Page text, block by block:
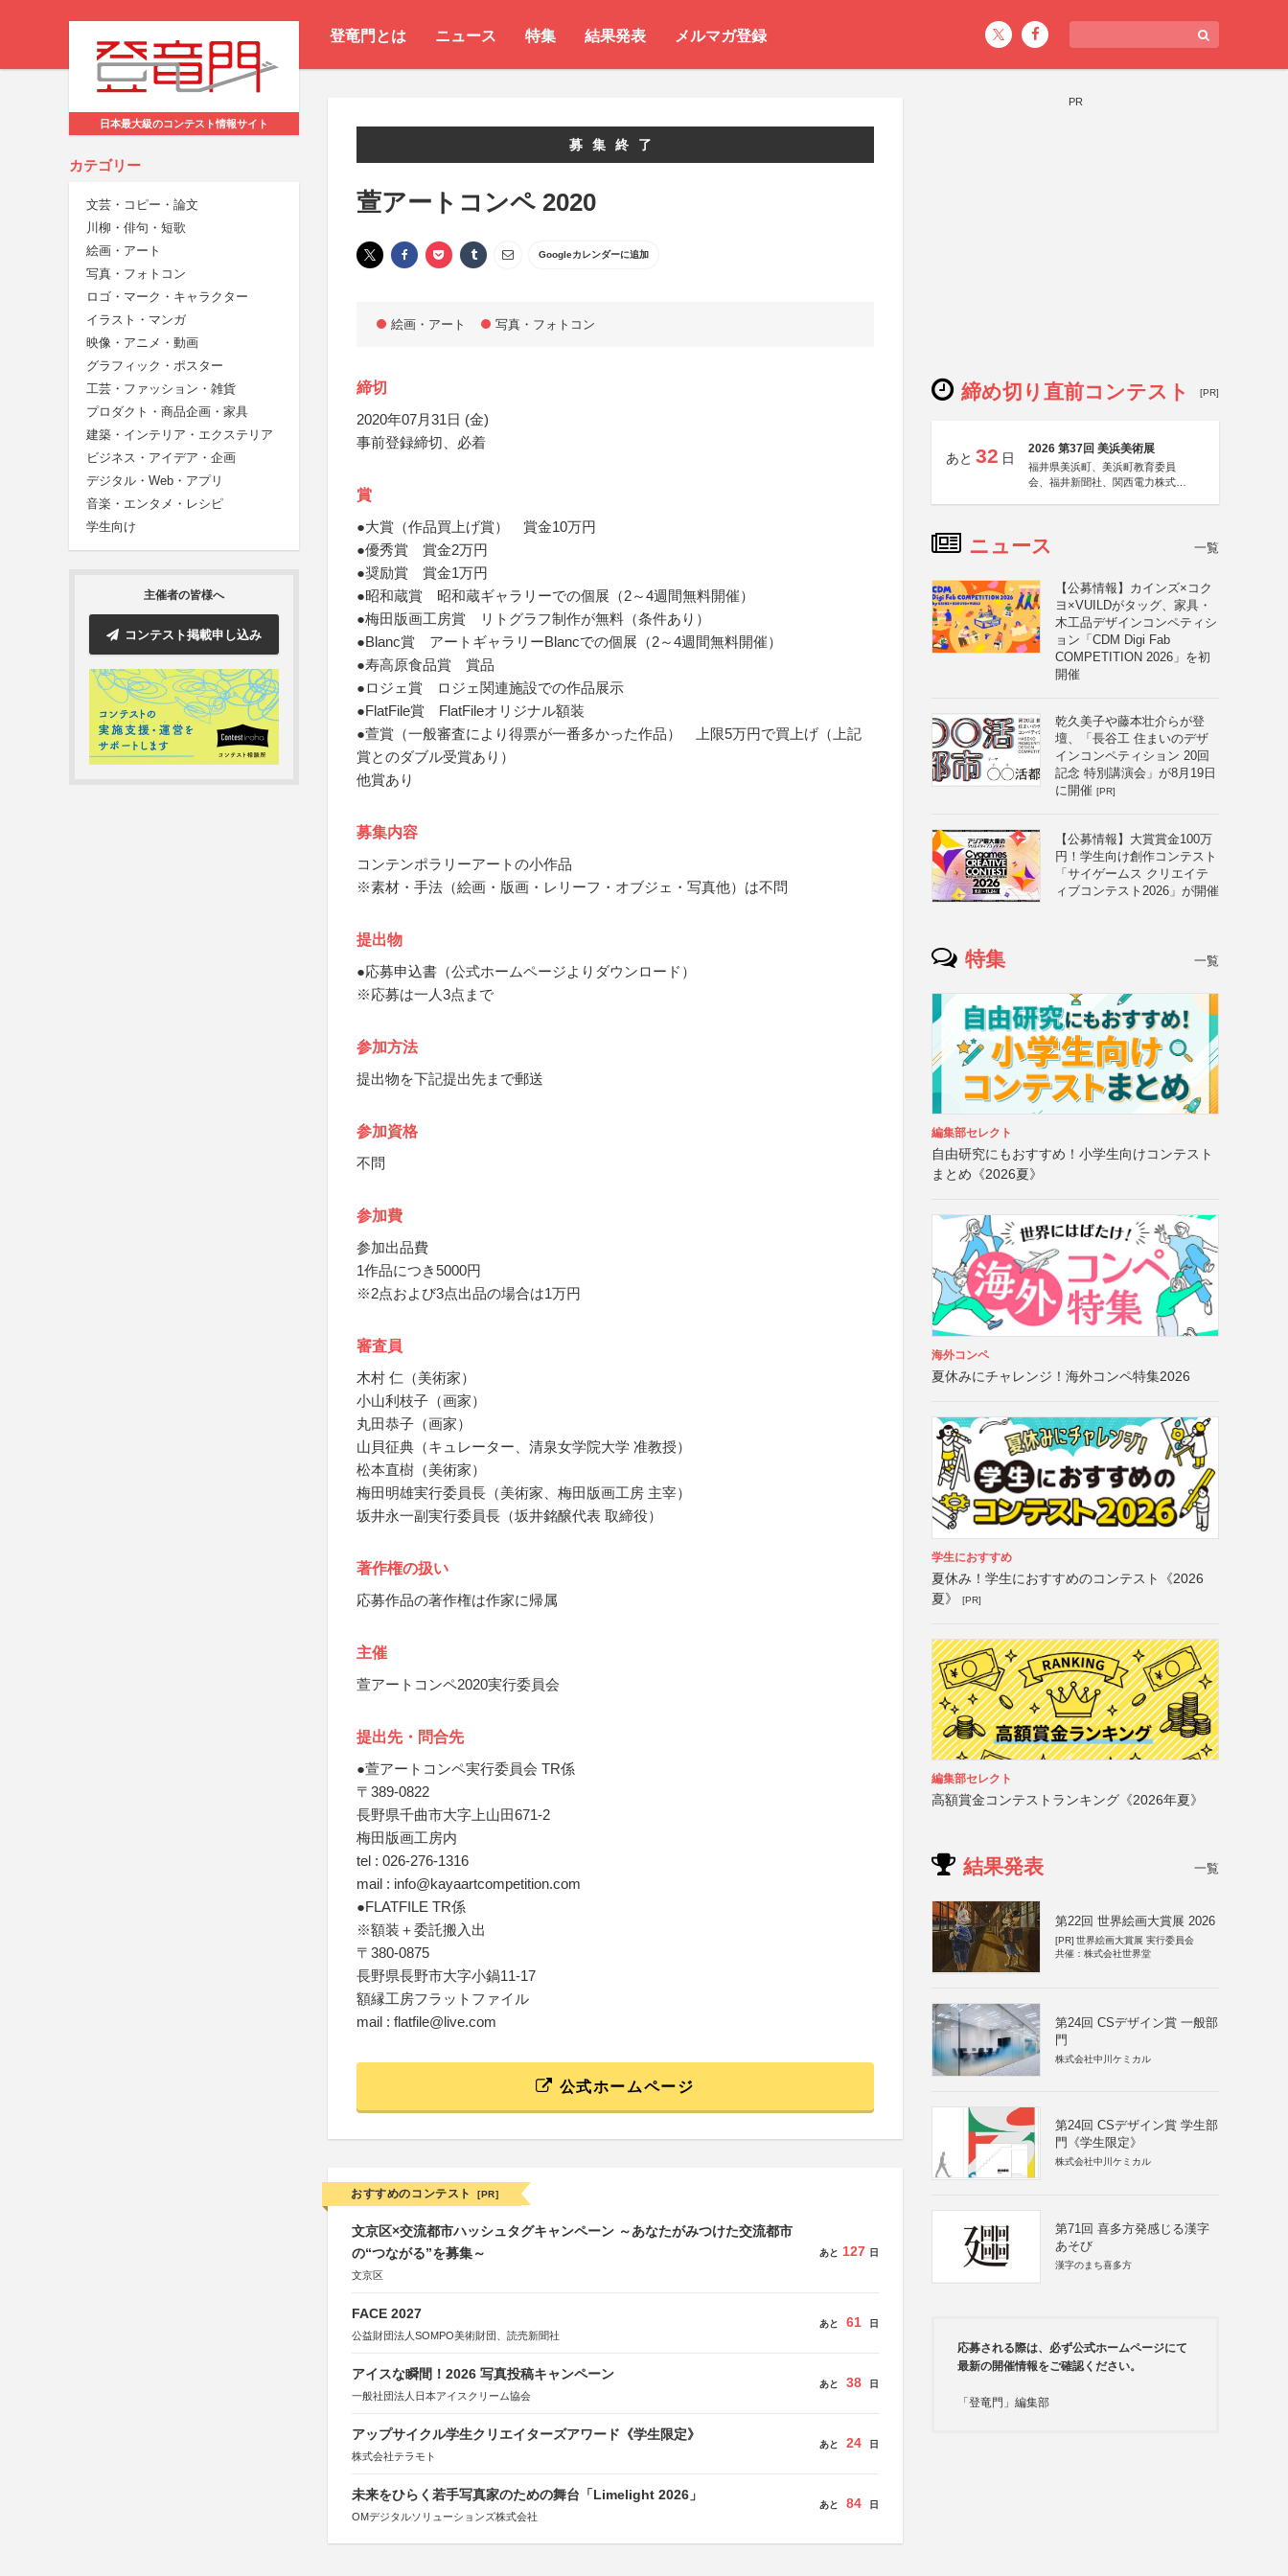
登竜門とは ニュース 特集 結果発表 メルマガ登録
日本最大級のコンテスト情報サイト
カテゴリー
文芸・コピー・論文
川柳・俳句・短歌
絵画・アート
写真・フォトコン
ロゴ・マーク・キャラクター
イラスト・マンガ
映像・アニメ・動画
グラフィック・ポスター
工芸・ファッション・雑貨
プロダクト・商品企画・家具
建築・インテリア・エクステリア
ビジネス・アイデア・企画
デジタル・Web・アプリ
音楽・エンタメ・レシピ
学生向け
主催者の皆様へ
コンテスト掲載申し込み
募集終了
萱アートコンペ 2020
Googleカレンダーに追加
絵画・アート 写真・フォトコン
締切
2020年07月31日 (金)
事前登録締切、必着
賞
●大賞（作品買上げ賞） 賞金10万円
●優秀賞 賞金2万円
●奨励賞 賞金1万円
●昭和蔵賞 昭和蔵ギャラリーでの個展（2～4週間無料開催）
●梅田版画工房賞 リトグラフ制作が無料（条件あり）
●Blanc賞 アートギャラリーBlancでの個展（2～4週間無料開催）
●寿高原食品賞 賞品
●ロジェ賞 ロジェ関連施設での作品展示
●FlatFile賞 FlatFileオリジナル額装
●萱賞（一般審査により得票が一番多かった作品） 上限5万円で買上げ（上記
賞とのダブル受賞あり）
他賞あり
募集内容
コンテンポラリーアートの小作品
※素材・手法（絵画・版画・レリーフ・オブジェ・写真他）は不問
提出物
●応募申込書（公式ホームページよりダウンロード）
※応募は一人3点まで
参加方法
提出物を下記提出先まで郵送
参加資格
不問
参加費
参加出品費
1作品につき5000円
※2点および3点出品の場合は1万円
審査員
木村 仁（美術家）
小山利枝子（画家）
丸田恭子（画家）
山貝征典（キュレーター、清泉女学院大学 准教授）
松本直樹（美術家）
梅田明雄実行委員長（美術家、梅田版画工房 主宰）
坂井永一副実行委員長（坂井銘醸代表 取締役）
著作権の扱い
応募作品の著作権は作家に帰属
主催
萱アートコンペ2020実行委員会
提出先・問合先
●萱アートコンペ実行委員会 TR係
〒389-0822
長野県千曲市大字上山田671-2
梅田版画工房内
tel : 026-276-1316
mail : info@kayaartcompetition.com
●FLATFILE TR係
※額装＋委託搬入出
〒380-0875
長野県長野市大字小鍋11-17
額縁工房フラットファイル
mail : flatfile@live.com
公式ホームページ
おすすめのコンテスト [PR]
文京区×交流都市ハッシュタグキャンペーン ～あなたがみつけた交流都市
の“つながる”を募集～
文京区
あと 127 日
FACE 2027
公益財団法人SOMPO美術財団、読売新聞社
あと 61 日
アイスな瞬間！2026 写真投稿キャンペーン
一般社団法人日本アイスクリーム協会
あと 38 日
アップサイクル学生クリエイターズアワード《学生限定》
株式会社テラモト
あと 24 日
未来をひらく若手写真家のための舞台「Limelight 2026」
OMデジタルソリューションズ株式会社
あと 84 日
PR
締め切り直前コンテスト [PR]
あと 32 日
2026 第37回 美浜美術展
福井県美浜町、美浜町教育委員
会、福井新聞社、関西電力株式会
ニュース 一覧
【公募情報】カインズ×コク
ヨ×VUILDがタッグ、家具・
木工品デザインコンペティシ
ョン「CDM Digi Fab
COMPETITION 2026」を初
開催
乾久美子や藤本壮介らが登
壇、「長谷工 住まいのデザ
インコンペティション 20回
記念 特別講演会」が8月19日
に開催 [PR]
【公募情報】大賞賞金100万
円！学生向け創作コンテスト
「サイゲームス クリエイテ
ィブコンテスト2026」が開催
特集 一覧
編集部セレクト
自由研究にもおすすめ！小学生向けコンテスト
まとめ《2026夏》
海外コンペ
夏休みにチャレンジ！海外コンペ特集2026
学生におすすめ
夏休み！学生におすすめのコンテスト《2026
夏》
[PR]
編集部セレクト
高額賞金コンテストランキング《2026年夏》
結果発表 一覧
第22回 世界絵画大賞展 2026
[PR] 世界絵画大賞展 実行委員会
共催：株式会社世界堂
第24回 CSデザイン賞 一般部
門
株式会社中川ケミカル
第24回 CSデザイン賞 学生部
門《学生限定》
株式会社中川ケミカル
第71回 喜多方発感じる漢字
あそび
漢字のまち喜多方
応募される際は、必ず公式ホームページにて
最新の開催情報をご確認ください。
「登竜門」編集部